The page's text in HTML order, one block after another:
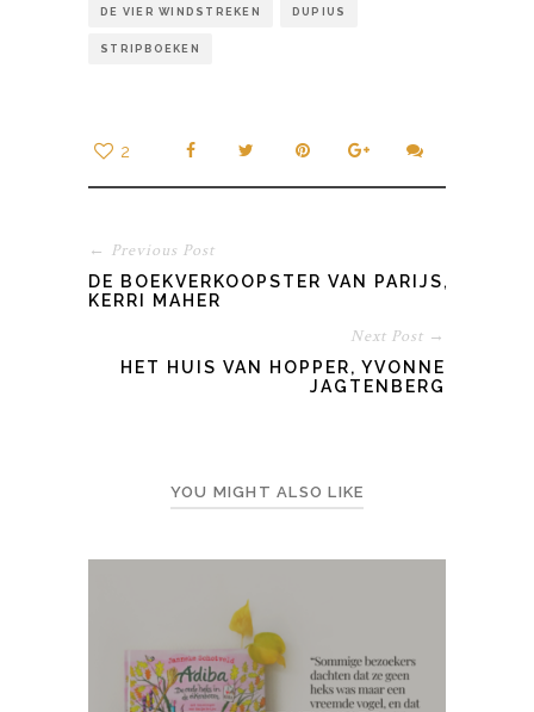
DE VIER WINDSTREKEN DUPIUS
STRIPBOEKEN
2
← Previous Post
DE BOEKVERKOOPSTER VAN PARIJS,
KERRI MAHER
Next Post →
HET HUIS VAN HOPPER, YVONNE
JAGTENBERG
YOU MIGHT ALSO LIKE